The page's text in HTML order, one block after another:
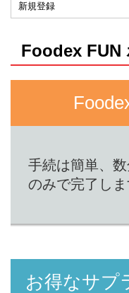
Foodex FUN
手続は簡単、
のみで完了し
お得なサプ